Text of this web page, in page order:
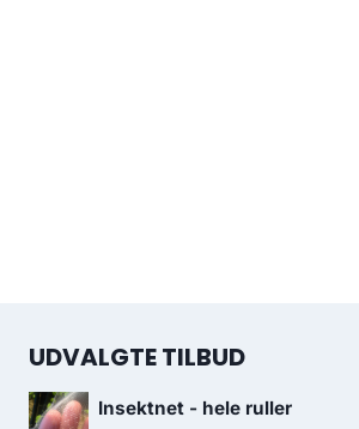
UDVALGTE TILBUD
Insektnet - hele ruller